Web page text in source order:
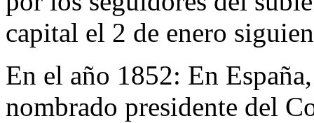
capital el 2 de enero
En el año 1852: En
nombrado presidente del